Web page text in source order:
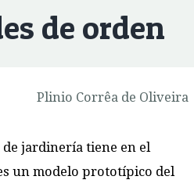
de orden
Plinio Corrêa de Oliveira
de jardinería tiene en el
un modelo prototípico del